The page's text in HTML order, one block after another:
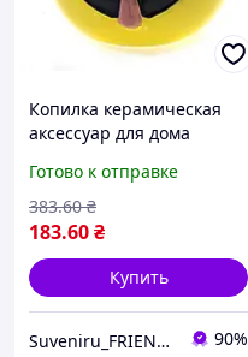
Копилка керамическая
аксессуар для дома
domdecor декор для
интерьера и подарка
стильный
Готово к отправке
183.60₴
383.60 ₴
Купить
Suveniru_FRIENDS 90%